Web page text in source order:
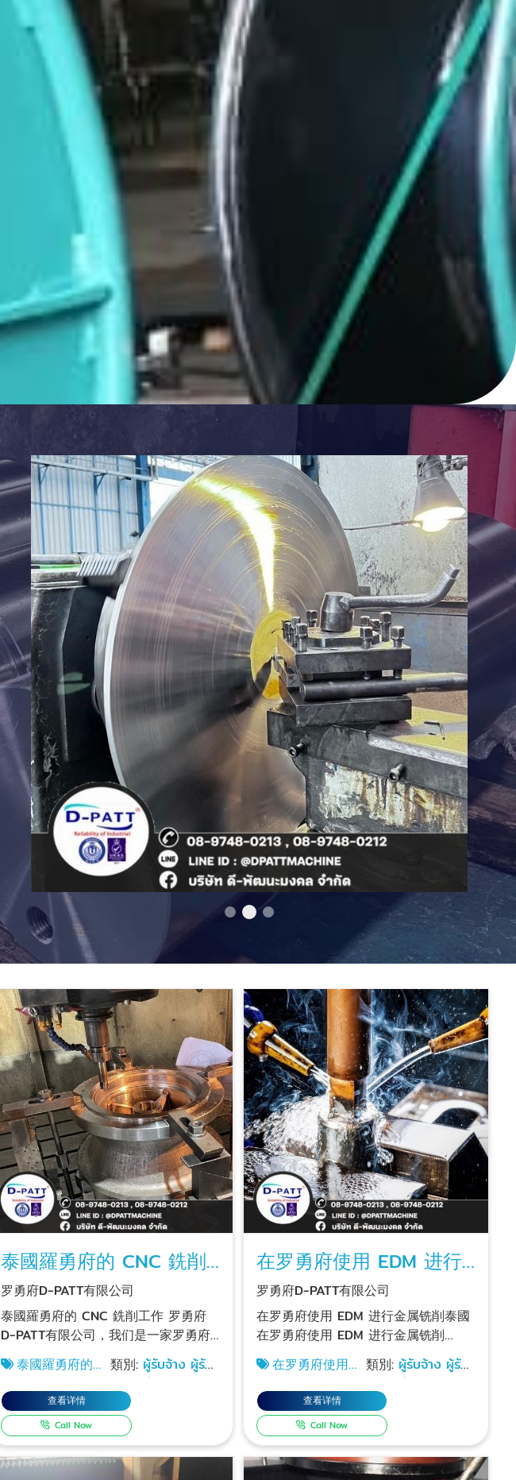
泰國羅勇府的 CNC 銑削
工作
罗勇府D-PATT有限公司
泰國羅勇府的 CNC 銑削工作 罗勇府
D-PATT有限公司，我们是一家罗勇府
车床工厂。金属加工专家，擅长钢、不
锈钢和其他金属的大型数控铣削和焊
接。生产机械备件、工业设备备件。本
公司的厂房面积大，可支持大型工件制
作。 铣削工作 (CNC) Rayong,
Thailand 聯絡電話铣削工作 (CNC)
Rayong, Thailand 电话：089-748-
泰國羅勇府的
類別: ผู้รับจ้าง ผู้รับ
เหมากลึง
查看详情
Call Now
在罗勇府使用 EDM 进行
金属铣削泰國
罗勇府D-PATT有限公司
在罗勇府使用 EDM 进行金属铣削泰國
在罗勇府使用 EDM 进行金属铣削
EDM（放电加工机）是用电流对金属进
行蚀刻。 罗勇府车床D-PATT有限公司
注重人才投资培养。注重人才投资。拥
有技术含量高、精度高、速度快的技术
人员和机器，数控加工、装配、数控折
弯、激光切割，每天24小时支持紧急加
工工作，生产工作高质量并能快速完成
在罗勇府使用
泰國
類別: ผู้รับจ้าง ผู้รับ
เหมากลึง
查看详情
Call Now